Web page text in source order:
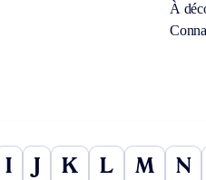
À
I J K L M N